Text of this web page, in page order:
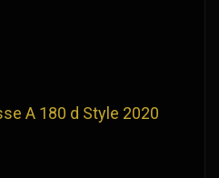
A 180 d Style 2020